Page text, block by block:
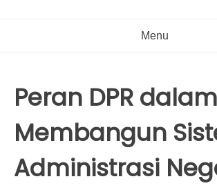
Menu
Peran DPR dalam
Membangun
Administrasi